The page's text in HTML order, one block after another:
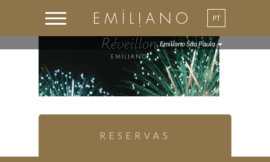
PT
EN
Emiliano São Paulo
RESERVAS